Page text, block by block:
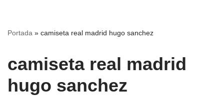
Portada » camiseta real madrid hugo sanchez
camiseta real madrid
hugo sanchez